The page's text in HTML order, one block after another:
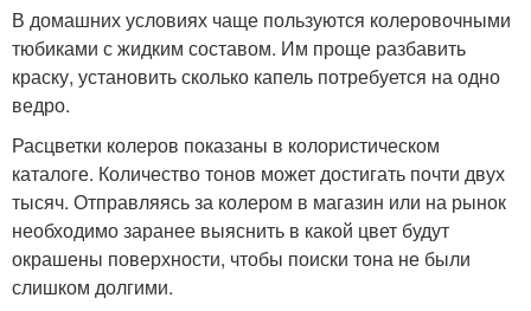
В домашних условиях чаще пользуются колеровочными
тюбиками с жидким составом. Им проще разбавить
краску, установить сколько капель потребуется на одно
ведро.
Расцветки колеров показаны в колористическом
каталоге. Количество тонов может достигать почти двух
тысяч. Отправляясь за колером в магазин или на рынок
необходимо заранее выяснить в какой цвет будут
окрашены поверхности, чтобы поиски тона не были
слишком долгими.